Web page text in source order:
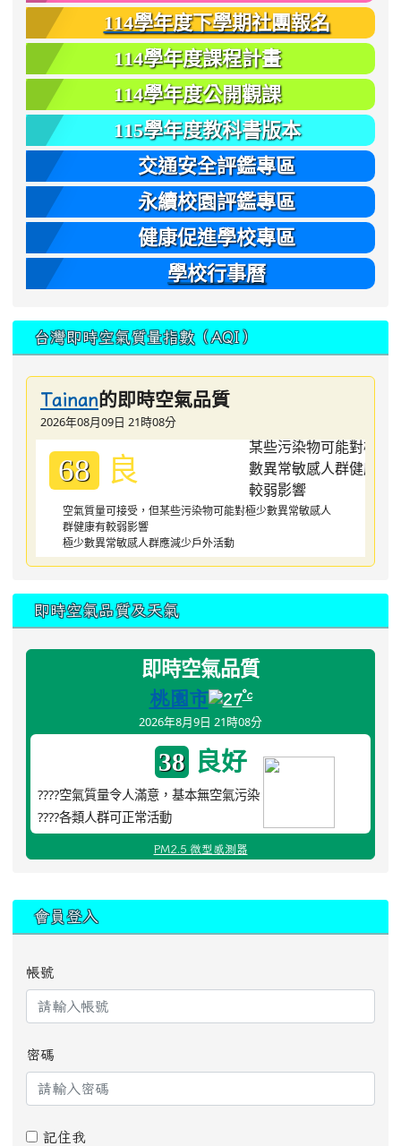
114學年度下學期社團報名
114學年度課程計畫
114學年度公開觀課
115學年度教科書版本
交通安全評鑑專區
永續校園評鑑專區
健康促進學校專區
學校行事曆
台灣即時空氣質量指數（AQI）
Tainan的即時空氣品質
2026年08月09日 21時08分
68 良
空氣質量可接受，但某些污染物可能對極少數異常敏感人
群健康有較弱影響
極少數異常敏感人群應減少戶外活動
即時空氣品質及天氣
即時空氣品質
桃園市 27°c
2026年8月9日 21時08分
38 良好
????空氣質量令人滿意，基本無空氣污染
????各類人群可正常活動
PM2.5 微型感測器
會員登入
帳號
密碼
記住我